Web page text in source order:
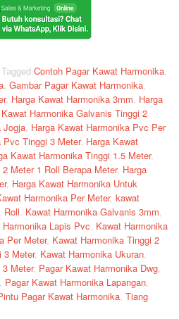
Tagged Contoh Pagar Kawat Harmonika,
, Gambar Pagar Kawat Harmonika,
, Harga Kawat Harmonika 3mm, Harga
Harmonika Galvanis Tinggi 2
Jogja, Harga Kawat Harmonika Pvc Per
Pvc Tinggi 3 Meter, Harga Kawat
Kawat Harmonika Tinggi 1.5 Meter,
Meter 1 Roll Berapa Meter, Harga
, Harga Kawat Harmonika Untuk
Harmonika Per Meter, kawat
Roll, Kawat Harmonika Galvanis 3mm,
Harmonika Lapis Pvc, Kawat Harmonika
Per Meter, Kawat Harmonika Tinggi 2
3 Meter, Kawat Harmonika Ukuran,
Meter, Pagar Kawat Harmonika Dwg,
, Pagar Kawat Harmonika Lapangan,
Pagar Kawat Harmonika, Tiang